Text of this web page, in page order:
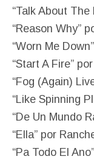
“Talk About The
“Reason Why”
“Worn Me
“Start A Fire”
“Fog (Again)
“Like Spinning
“De Un Mundo
“Ella” por
“Pa Todo El